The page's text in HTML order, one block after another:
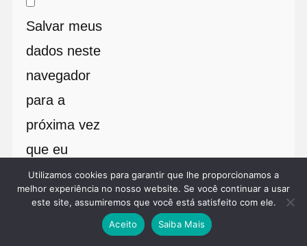
Salvar meus
dados neste
navegador
para a
próxima vez
que eu
comentar.
Utilizamos cookies para garantir que lhe proporcionamos a
melhor experiência no nosso website. Se você continuar a usar
este site, assumiremos que você está satisfeito com ele.
Aceito
Saiba Mais